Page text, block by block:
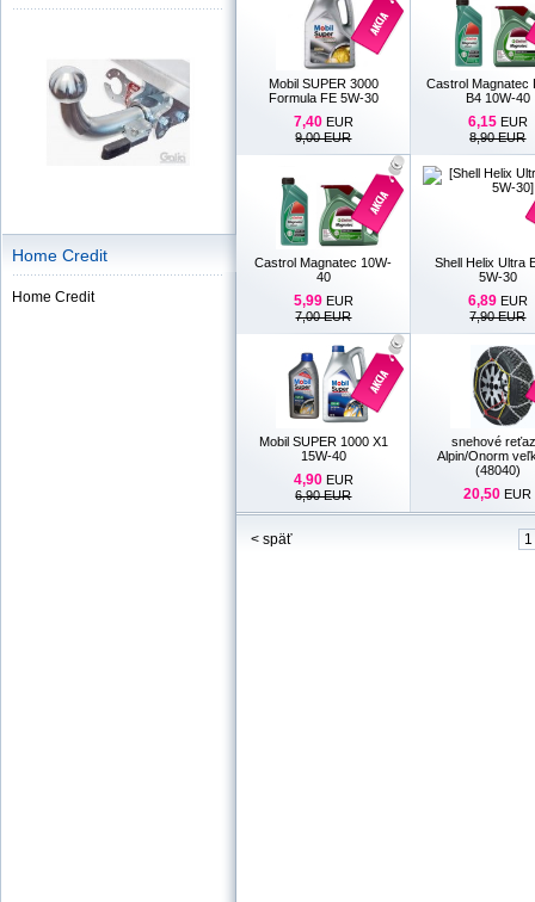
Home Credit
Home Credit
Mobil SUPER 3000
Formula FE 5W-30
7,40 EUR
9,00 EUR
Castrol Magnatec
B4 10W-40
6,15 EUR
8,90 EUR
Castrol Magnatec 10W-
40
5,99 EUR
7,00 EUR
Shell Helix Ultra
5W-30
6,89 EUR
7,90 EUR
Mobil SUPER 1000 X1
15W-40
4,90 EUR
6,90 EUR
snehové
Alpin/Onorm
(48040)
20,50 EUR
< späť 1